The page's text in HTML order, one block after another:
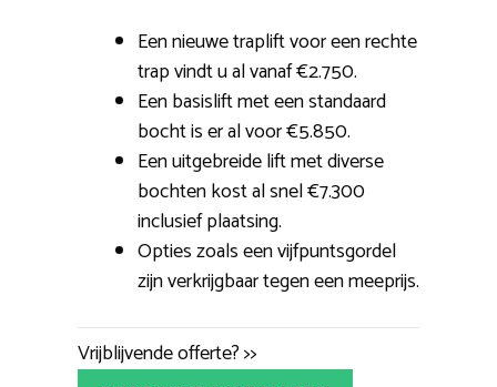
Een nieuwe traplift voor een rechte
trap vindt u al vanaf €2.750.
Een basislift met een standaard
bocht is er al voor €5.850.
Een uitgebreide lift met diverse
bochten kost al snel €7.300
inclusief plaatsing.
Opties zoals een vijfpuntsgordel
zijn verkrijgbaar tegen een meeprijs.
Vrijblijvende offerte? >>